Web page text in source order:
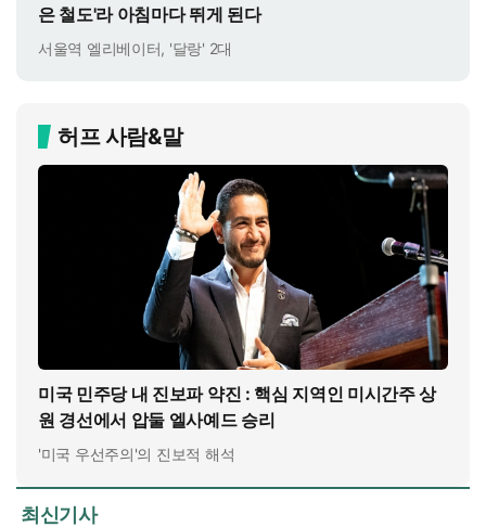
은 철도'라 아침마다 뛰게 된다
서울역 엘리베이터, '달랑' 2대
허프 사람&말
미국 민주당 내 진보파 약진 : 핵심 지역인 미시간주 상
원 경선에서 압둘 엘사예드 승리
'미국 우선주의'의 진보적 해석
최신기사